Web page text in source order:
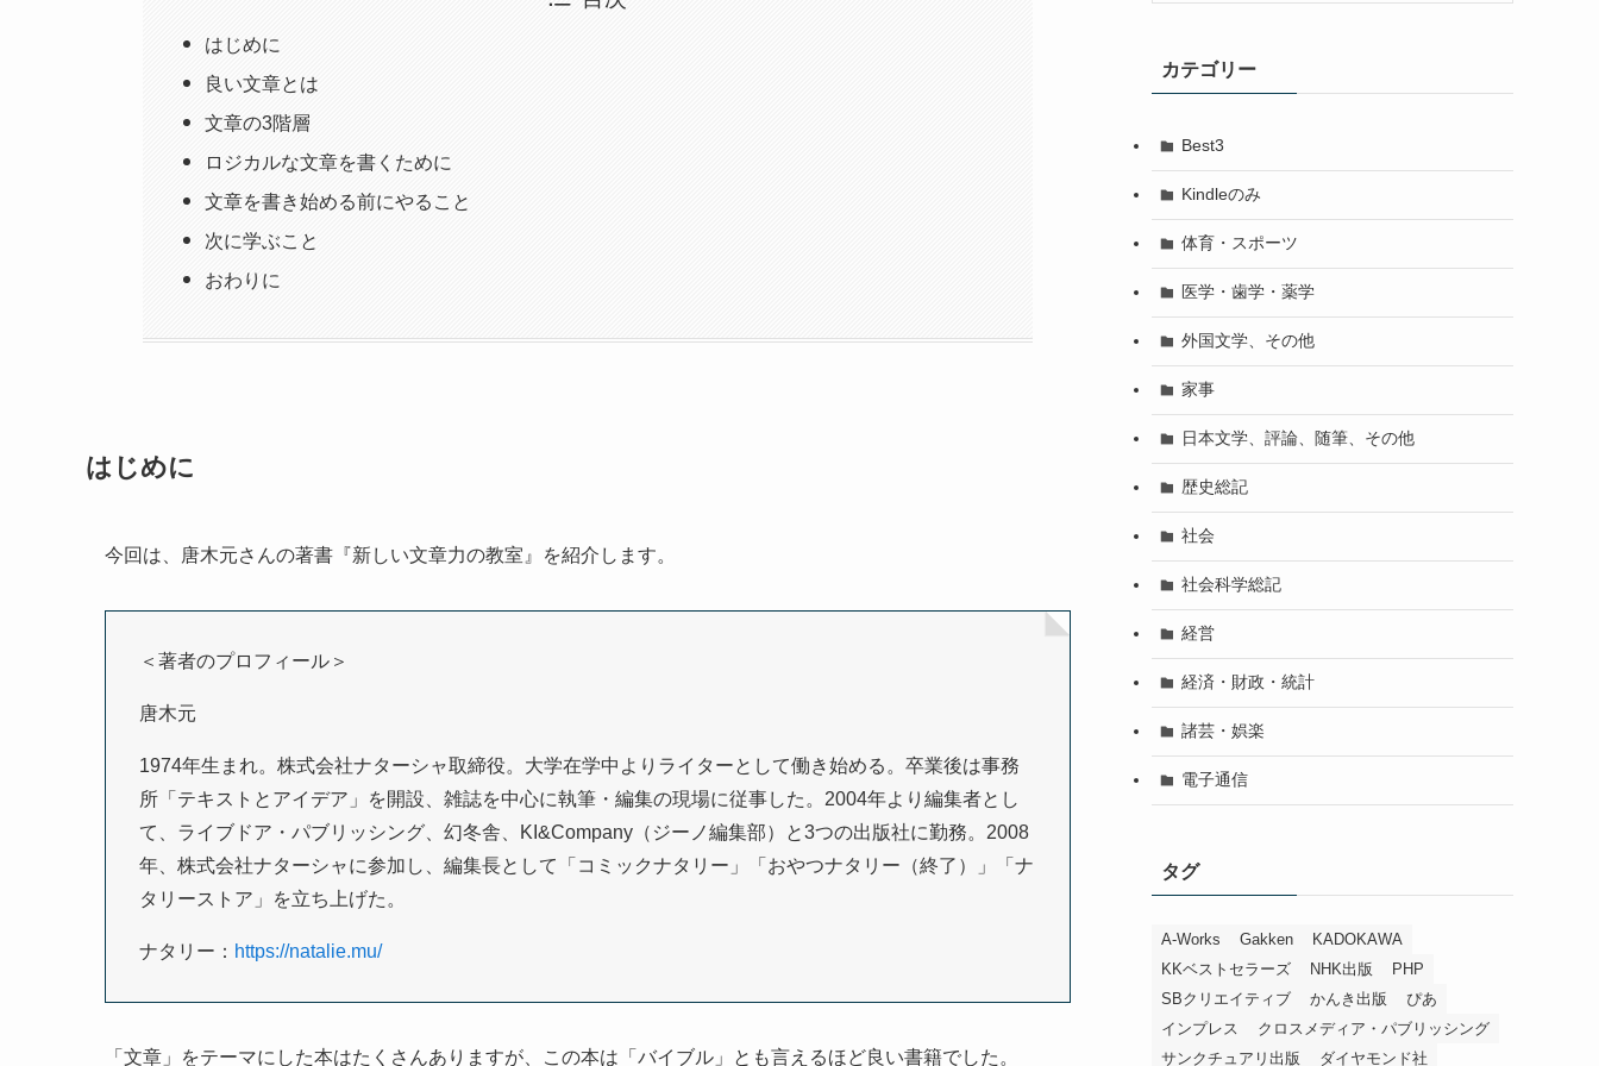
はじめに
良い文章とは
文章の3階層
ロジカルな文章を書くために
文章を書き始める前にやること
次に学ぶこと
おわりに
はじめに
今回は、唐木元さんの著書『新しい文章力の教室』を紹介します。
＜著者のプロフィール＞
唐木元
1974年生まれ。株式会社ナターシャ取締役。大学在学中よりライターとして働き始める。卒業後は事務
所「テキストとアイデア」を開設、雑誌を中心に執筆・編集の現場に従事した。2004年より編集者とし
て、ライブドア・パブリッシング、幻冬舎、KI&Company（ジーノ編集部）と3つの出版社に勤務。2008
年、株式会社ナターシャに参加し、編集長として「コミックナタリー」「おやつナタリー（終了）」「ナ
タリーストア」を立ち上げた。
ナタリー： https://natalie.mu/
「文章」をテーマにした本はたくさんありますが、この本は「バイブル」とも言えるほど良い書籍でした。
カテゴリー
Best3
Kindleのみ
体育・スポーツ
医学・歯学・薬学
外国文学、その他
家事
日本文学、評論、随筆、その他
歴史総記
社会
社会科学総記
経営
経済・財政・統計
諸芸・娯楽
電子通信
タグ
A-Works Gakken
KADOKAWA
KKベストセラーズ
NHK出版
PHP
SBクリエイティブ
かんき出版
ぴあ
インプレス
クロスメディア・パブリッシング
サンクチュアリ出版
ダイヤモンド社